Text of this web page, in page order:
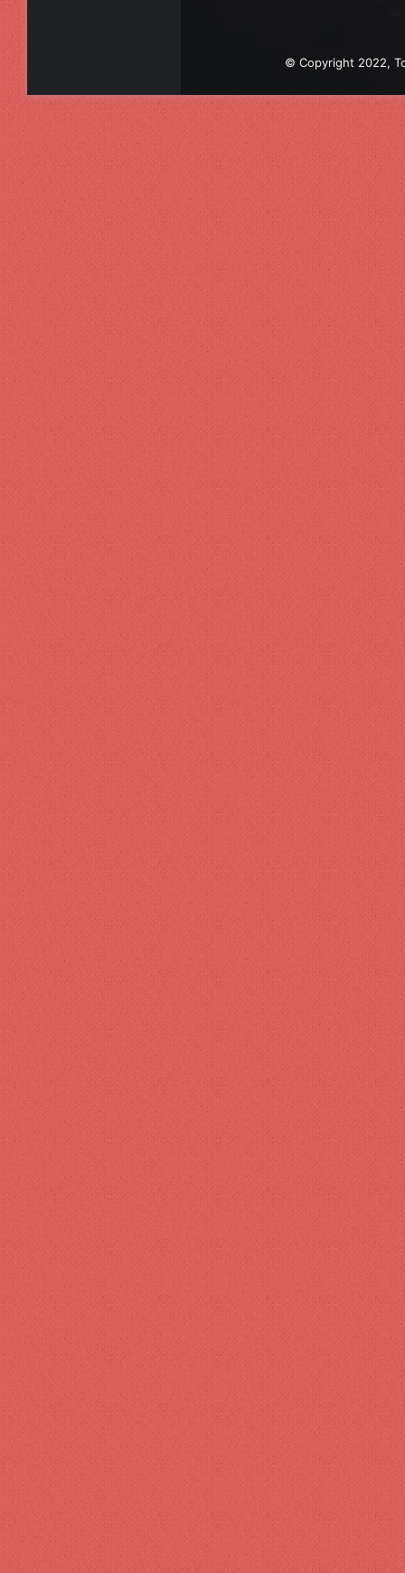
© Copyright 2022,